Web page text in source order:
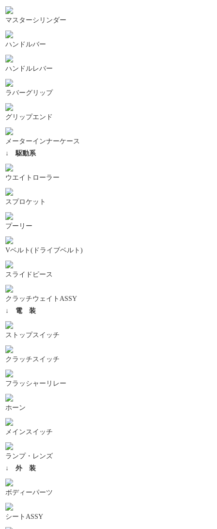
マスターシリンダー
ハンドルバー
ハンドルレバー
ラバーグリップ
グリップエンド
メーターインナーケース
↓ 駆動系
ウエイトローラー
スプロケット
プーリー
Vベルト(ドライブベルト)
スライドピース
クラッチウェイトASSY
↓ 電 装
ストップスイッチ
クラッチスイッチ
フラッシャーリレー
ホーン
メインスイッチ
ランプ・レンズ
↓ 外 装
ボディーパーツ
シートASSY